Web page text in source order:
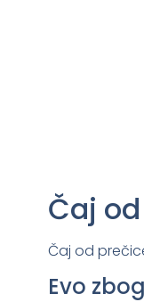
Čaj
Čaj od
Evo